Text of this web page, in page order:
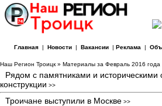
Главная| Новости| Вакансии| Реклама |
Наш Регион Троицк » Материалы за Февраль 2016 года
Рядом с памятниками и историческими
конструкции >>
Троичане выступили в Москве >>